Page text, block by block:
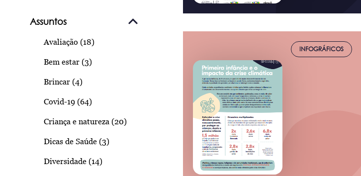
Assuntos
Avaliação (18)
Bem estar (3)
Brincar (4)
Covid-19 (64)
Criança e natureza (20)
Dicas de Saúde (3)
Diversidade (14)
INFOGRÁFICOS